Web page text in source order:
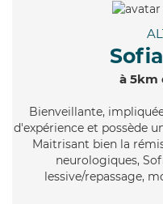
à 5km
Bienveillante,
d'expérience et possède
Maitrisant bien la
neurologiques,
lessive/repassage,